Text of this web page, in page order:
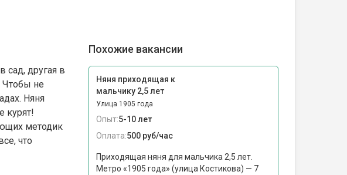
сад, другая в
Чтобы не
Няня
курят!
методик
что
Похожие вакансии
Няня приходящая к
мальчику 2,5 лет
Улица 1905 года
Опыт:5-10 лет
Оплата:500 руб/час
Приходящая няня для мальчика 2,5 лет.
Метро «1905 года» (улица Костикова) — 7